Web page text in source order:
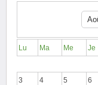
Lu Ma Me Je
3
4 5 6